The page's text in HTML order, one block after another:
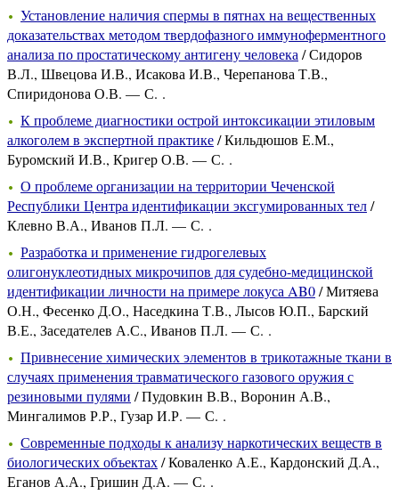
Установление наличия спермы в пятнах на вещественных
доказательствах методом твердофазного иммуноферментного
анализа по простатическому антигену человека / Сидоров
В.Л., Швецова И.В., Исакова И.В., Черепанова Т.В.,
Спиридонова О.В. — С. .
К проблеме диагностики острой интоксикации этиловым
алкоголем в экспертной практике/ Кильдюшов Е.М.,
Буромский И.В., Кригер О.В. — С. .
О проблеме организации на территории Чеченской
Республики Центра идентификации эксгумированных тел/
Клевно В.А., Иванов П.Л. — С. .
Разработка и применение гидрогелевых
олигонуклеотидных микрочипов для судебно-медицинской
идентификации личности на примере локуса AB0/ Митяева
О.Н., Фесенко Д.О., Наседкина Т.В., Лысов Ю.П., Барский
В.Е., Заседателев А.С., Иванов П.Л. — С. .
Привнесение химических элементов в трикотажные ткани в
случаях применения травматического газового оружия с
резиновыми пулями / Пудовкин В.В., Воронин А.В.,
Мингалимов Р.Р., Гузар И.Р. — С. .
Современные подходы к анализу наркотических веществ в
биологических объектах/ Коваленко А.Е., Кардонский Д.А.,
Еганов А.А., Гришин Д.А. — С. .